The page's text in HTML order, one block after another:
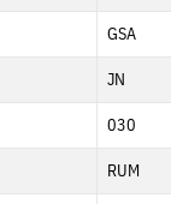
GSA
JN
030
RUM